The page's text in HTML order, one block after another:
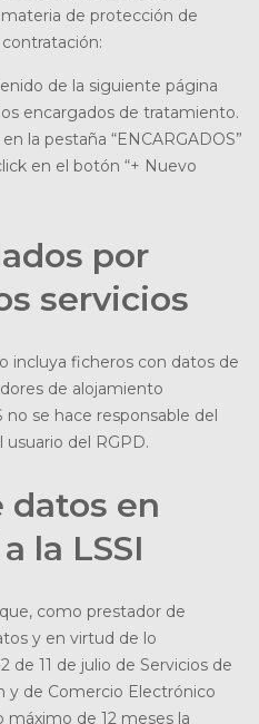
de protección de
de la siguiente página
encargados de tratamiento.
la pestaña “ENCARGADOS”
en el botón “+ Nuevo
por
servicios
incluya ficheros con datos de
de alojamiento
se hace responsable del
del RGPD.
datos en
la LSSI
como prestador de
y en virtud de lo
de 11 de julio de Servicios de
y de Comercio Electrónico
máximo de 12 meses la